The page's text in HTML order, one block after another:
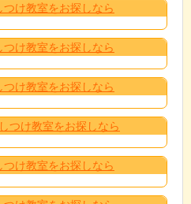
け教室をお探しなら
け教室をお探しなら
け教室をお探しなら
つけ教室をお探しなら
け教室をお探しなら